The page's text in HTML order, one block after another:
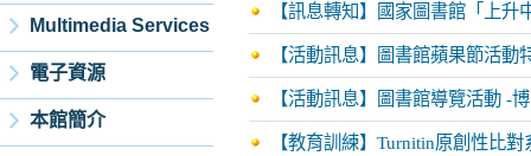
Multimedia Services
電子資源
本館簡介
【訊息轉知】國家圖書館「上
【活動訊息】圖書館蘋果節活
【活動訊息】圖書館導覽活動 -
【教育訓練】Turnitin原創性比